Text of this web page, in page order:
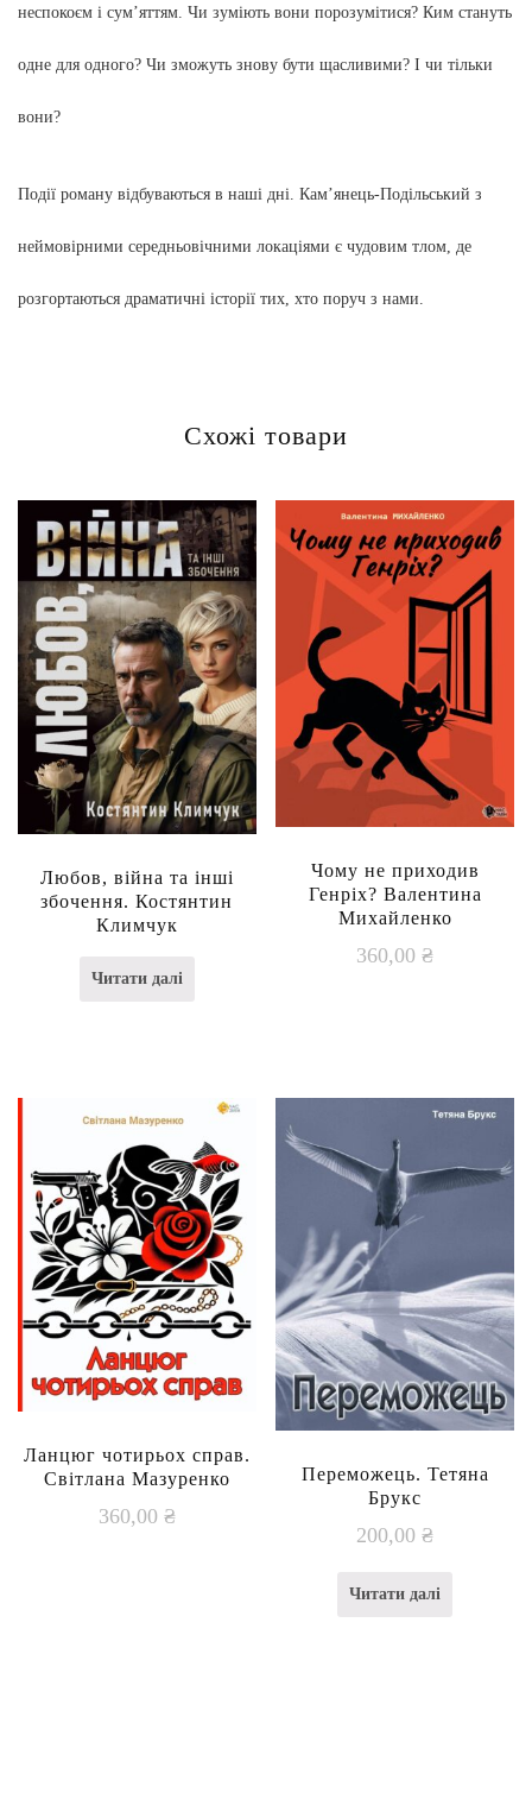
неспокоєм і сум’яттям. Чи зуміють вони порозумітися? Ким стануть
одне для одного? Чи зможуть знову бути щасливими? І чи тільки
вони?
Події роману відбуваються в наші дні. Кам’янець-Подільський з
неймовірними середньовічними локаціями є чудовим тлом, де
розгортаються драматичні історії тих, хто поруч з нами.
Схожі товари
Любов, війна та інші
збочення. Костянтин
Климчук
Читати далі
Чому не приходив
Генріх? Валентина
Михайленко
360,00₴
Ланцюг чотирьох справ.
Світлана Мазуренко
360,00 ₴
Переможець. Тетяна
Брукс
200,00₴
Читати далі